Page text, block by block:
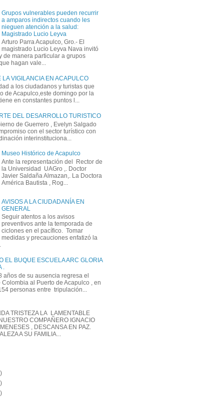
Grupos vulnerables pueden recurrir
a amparos indirectos cuando les
nieguen atención a la salud:
Magistrado Lucio Leyva
Arturo Parra Acapulco, Gro.- El
magistrado Lucio Leyva Nava invitó
de manera particular a grupos
hagan vale...
LA VIGILANCIA EN ACAPULCO
a los ciudadanos y turistas que
de Acapulco,este domingo por la
en constantes puntos l...
DEL DESARROLLO TURISTICO
de Guerrero , Evelyn Salgado
con el sector turístico con
interinstituciona...
Museo Histórico de Acapulco
Ante la representación del Rector de
la Universidad UAGro ,. Doctor
Javier Saldaña Almazan,. La Doctora
América Bautista , Rog...
AVISOS A LA CIUDADANÍA EN
GENERAL
Seguir atentos a los avisos
preventivos ante la temporada de
ciclones en el pacífico. Tomar
medidas y precauciones enfatizó la
EL BUQUE ESCUELA ARC GLORIA
.
años de su ausencia regresa el
Colombia al Puerto de Acapulco , en
personas entre tripulación...
TRISTEZA LA LAMENTABLE
COMPAÑERO IGNACIO
, DESCANSA EN PAZ.
A SU FAMILIA...